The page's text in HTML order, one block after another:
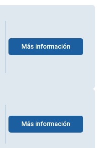
Más información
Más información